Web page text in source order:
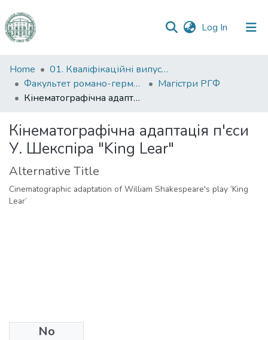
Log In (current)
Communities
&
Collections
Statistics
Home
01. Кваліфікаційні випускні роботи здобувачів вищої освіти
Факультет романо-германської філології
Магістри РГФ
Кінематографічна адаптація п'єси У. Шекспіра "King Lear"
Кінематографічна адаптація п'єси
У. Шекспіра "King Lear"
Alternative Title
Cinematographic adaptation of William Shakespeare's play ‘King
Lear’
No